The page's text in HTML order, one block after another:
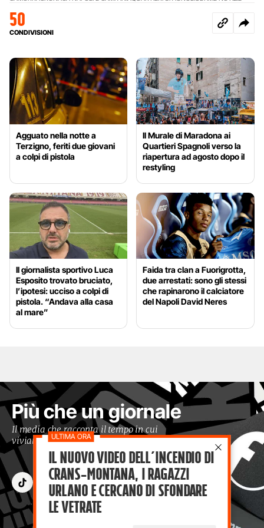
50
CONDIVISIONI
Agguato nella notte a
Terzigno, feriti due giovani
a colpi di pistola
Il Murale di Maradona ai
Quartieri Spagnoli verso la
riapertura ad agosto dopo il
restyling
Il giornalista sportivo Luca
Esposito trovato bruciato,
l’ipotesi: ucciso a colpi di
pistola. “Andava alla casa
al mare”
Faida tra clan a Fuorigrotta,
due arrestati: sono gli stessi
che rapinarono il calciatore
del Napoli David Neres
Più che un giornale
Il media che racconta il tempo in cui
viviamo con occhi moderni
Il nuovo video dell’incendio di
Crans-Montana, i ragazzi
Urlano e cercano di sfondare
le vetrate